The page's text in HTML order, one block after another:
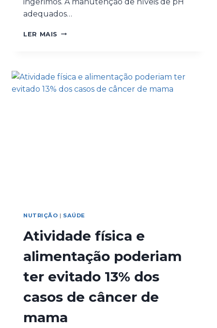
adequados…
LER MAIS
NUTRIÇÃO | SAÚDE
Atividade física e
alimentação poderiam
ter evitado 13% dos
casos de câncer de
mama